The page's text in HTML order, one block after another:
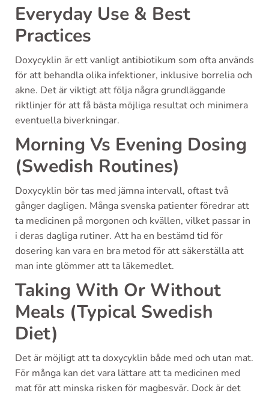
Everyday Use & Best
Practices
Doxycyklin är ett vanligt antibiotikum som ofta används
för att behandla olika infektioner, inklusive borrelia och
akne. Det är viktigt att följa några grundläggande
riktlinjer för att få bästa möjliga resultat och minimera
eventuella biverkningar.
Morning Vs Evening Dosing
(Swedish Routines)
Doxycyklin bör tas med jämna intervall, oftast två
gånger dagligen. Många svenska patienter föredrar att
ta medicinen på morgonen och kvällen, vilket passar in
i deras dagliga rutiner. Att ha en bestämd tid för
dosering kan vara en bra metod för att säkerställa att
man inte glömmer att ta läkemedlet.
Taking With Or Without
Meals (Typical Swedish
Diet)
Det är möjligt att ta doxycyklin både med och utan mat.
För många kan det vara lättare att ta medicinen med
mat för att minska risken för magbesvär. Dock är det